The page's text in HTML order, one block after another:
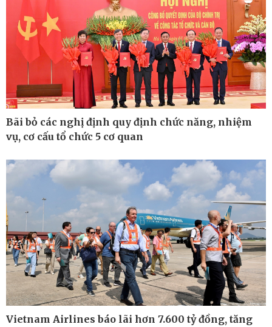
Bất động sản
Khởi nghiệp
Giá vàng
Tiêu dùng
Tỷ giá
Chứng khoán
Giá cà phê
Bãi bỏ các nghị định quy định chức năng, nhiệm
vụ, cơ cấu tổ chức 5 cơ quan
Vietnam Airlines báo lãi hơn 7.600 tỷ đồng, tăng